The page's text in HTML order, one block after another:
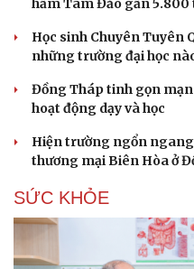
hầm Tam Đảo gần 5.800
Học sinh Chuyên Tuyên
những trường đại học
Đồng Tháp tinh gọn
hoạt động dạy và học
Hiện trường ngổn
thương mại Biên Hòa ở
SỨC KHỎE